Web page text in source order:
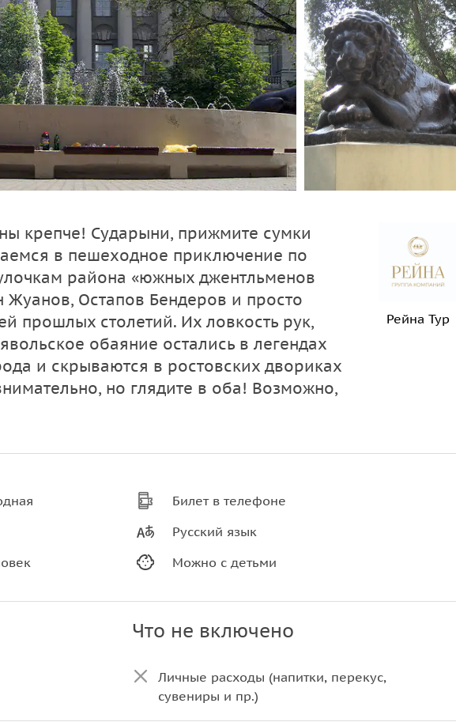
крепче! Сударыни, прижмите сумки
в пешеходное приключение по
района «южных джентльменов
Жуанов, Остапов Бендеров и просто
прошлых столетий. Их ловкость рук,
обаяние остались в легендах
и скрываются в ростовских двориках
но глядите в оба! Возможно,
Рейна Тур
Билет в телефоне
Русский язык
Можно с детьми
Что не включено
Личные расходы (напитки, перекус,
сувениры и пр.)